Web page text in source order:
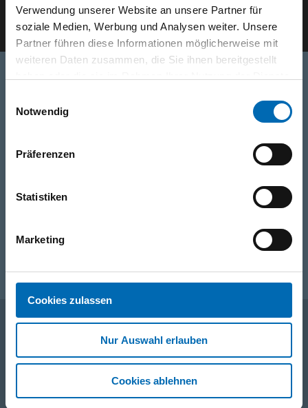
Verwendung unserer Website an unsere Partner für
soziale Medien, Werbung und Analysen weiter. Unsere
Partner führen diese Informationen möglicherweise mit
weiteren Daten zusammen, die Sie ihnen bereitgestellt
Notwendig
Präferenzen
Statistiken
Marketing
Cookies zulassen
Nur Auswahl erlauben
Cookies ablehnen
E-Mail eingeben
Unternehmen
Service